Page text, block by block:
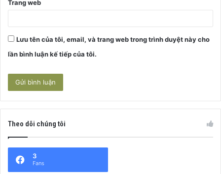
Trang web
Lưu tên của tôi, email, và trang web trong trình duyệt này cho
lần bình luận kế tiếp của tôi.
Theo dõi chúng tôi
3
Fans